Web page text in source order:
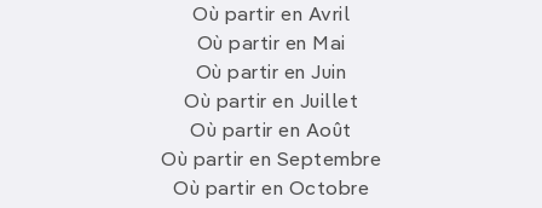
Où partir en Avril
Où partir en Mai
Où partir en Juin
Où partir en Juillet
Où partir en Août
Où partir en Septembre
Où partir en Octobre